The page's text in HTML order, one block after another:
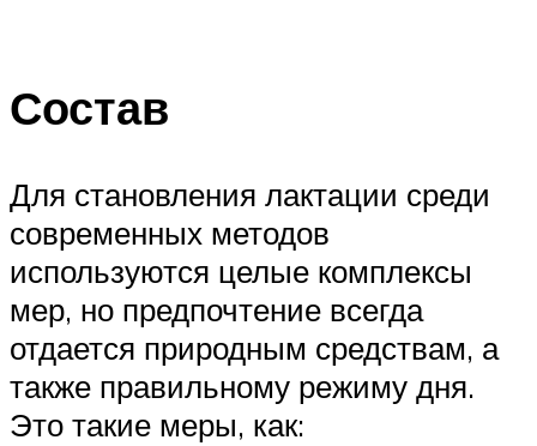
Состав
Для становления лактации среди
современных методов
используются целые комплексы
мер, но предпочтение всегда
отдается природным средствам, а
также правильному режиму дня.
Это такие меры, как: